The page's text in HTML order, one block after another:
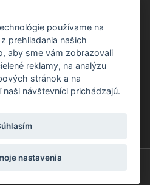
Veľkoobchod
Považská Bystrica Mpark
Čadca
2026 ZdravýSvet.sk
používame na
prehliadania našich
aby sme vám zobrazovali
reklamy, na analýzu
stránok a na
návštevníci prichádzajú.
nastavenia